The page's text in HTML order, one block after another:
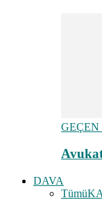
DAVA
Tümü